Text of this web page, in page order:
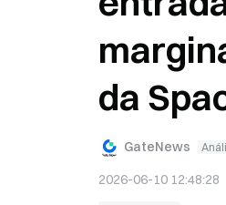
da
GateNews
2026-06-10 12:48:28